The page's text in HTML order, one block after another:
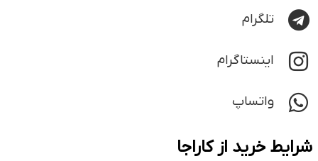
تلگرام
اینستاگرام
واتساپ
شرایط خرید از کاراجا